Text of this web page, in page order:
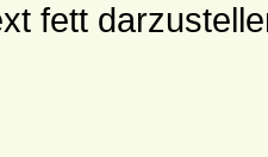
fett